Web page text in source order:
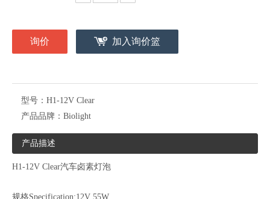
询价 加入询价篮
型号： H1-12V Clear
产品品牌： Biolight
产品描述
H1-12V Clear汽车卤素灯泡
规格Specification:12V 55W